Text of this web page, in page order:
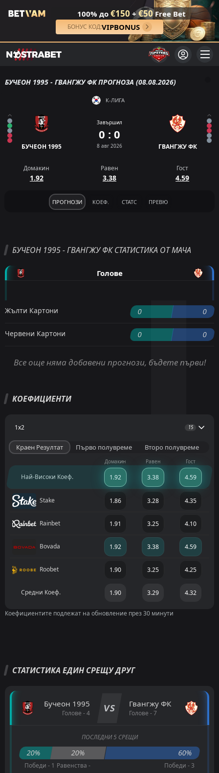
100% до €150 + €50Free Bet
БОНУС КОД:VIPBONUS
БУЧЕОН 1995 - ГВАНГЖУ ФК ПРОГНОЗА (08.08.2026)
К-ЛИГА
БУЧЕОН 1995
Завършил
0 : 0
8 авг 2026 ГВАНГЖУ ФК
Домакин
1.92
Равен
3.38
Гост
4.59
ПРОГНОЗИ КОЕФ. СТАТС ПРЕВЮ
БУЧЕОН 1995 - ГВАНГЖУ ФК СТАТИСТИКА ОТ МАЧА
Голове
Жълти Картони 0 0
Червени Картони 0 0
Все още няма добавени прогнози, бъдете първи!
КОЕФИЦИЕНТИ
1x2 15
Краен Резултат Първо полувреме Второ полувреме
Домакин Равен Гост
Най-Високи Коеф. 1.92 3.38 4.59
Stake 1.86 3.28 4.35
Rainbet 1.91 3.25 4.10
Bovada 1.92 3.38 4.59
Roobet 1.90 3.25 4.25
Средни Коеф. 1.90 3.29 4.32
Коефициентите подлежат на обновление през 30 минути
СТАТИСТИКА ЕДИН СРЕЩУ ДРУГ
Бучеон 1995
Голове - 4 VS Гвангжу ФК
Голове - 7
ПОСЛЕДНИ 5 СРЕЩИ
20% 20% 60%
Победи - 1 Равенства -
Победи - 3